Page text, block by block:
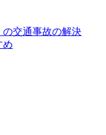
交通事故の解決
め